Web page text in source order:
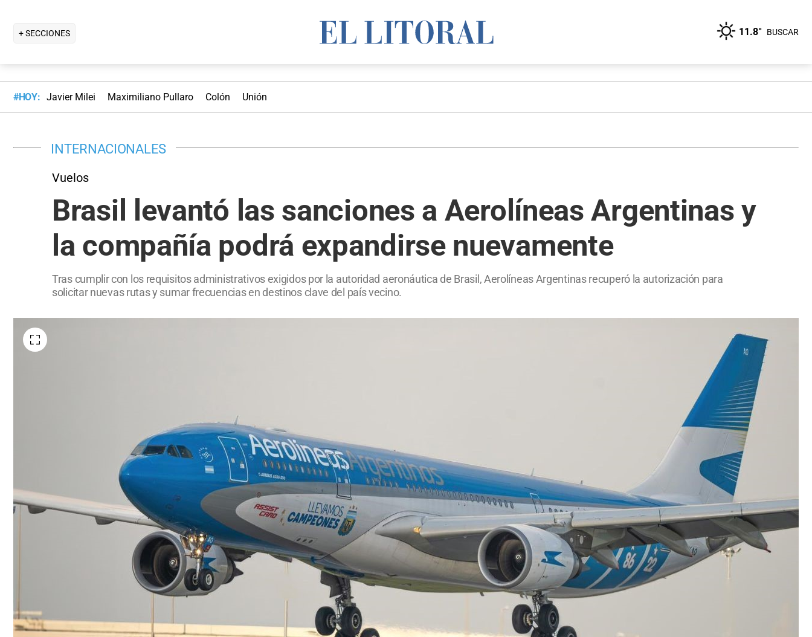
+ SECCIONES 11.8° BUSCAR
#HOY: Javier Milei Maximiliano Pullaro Colón Unión
INTERNACIONALES
Vuelos
Brasil levantó las sanciones a Aerolíneas Argentinas y
la compañía podrá expandirse nuevamente
Tras cumplir con los requisitos administrativos exigidos por la autoridad aeronáutica de Brasil, Aerolíneas Argentinas recuperó la autorización para
solicitar nuevas rutas y sumar frecuencias en destinos clave del país vecino.